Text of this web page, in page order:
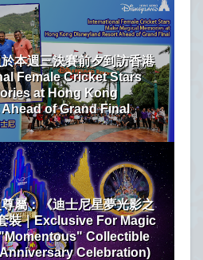
本週三決賽前夕到訪香港
Female Cricket Stars
at Hong Kong
of Grand Final
屬：《迪士尼星夢光影之
裝｜Exclusive For Magic
Collectible
Celebration)